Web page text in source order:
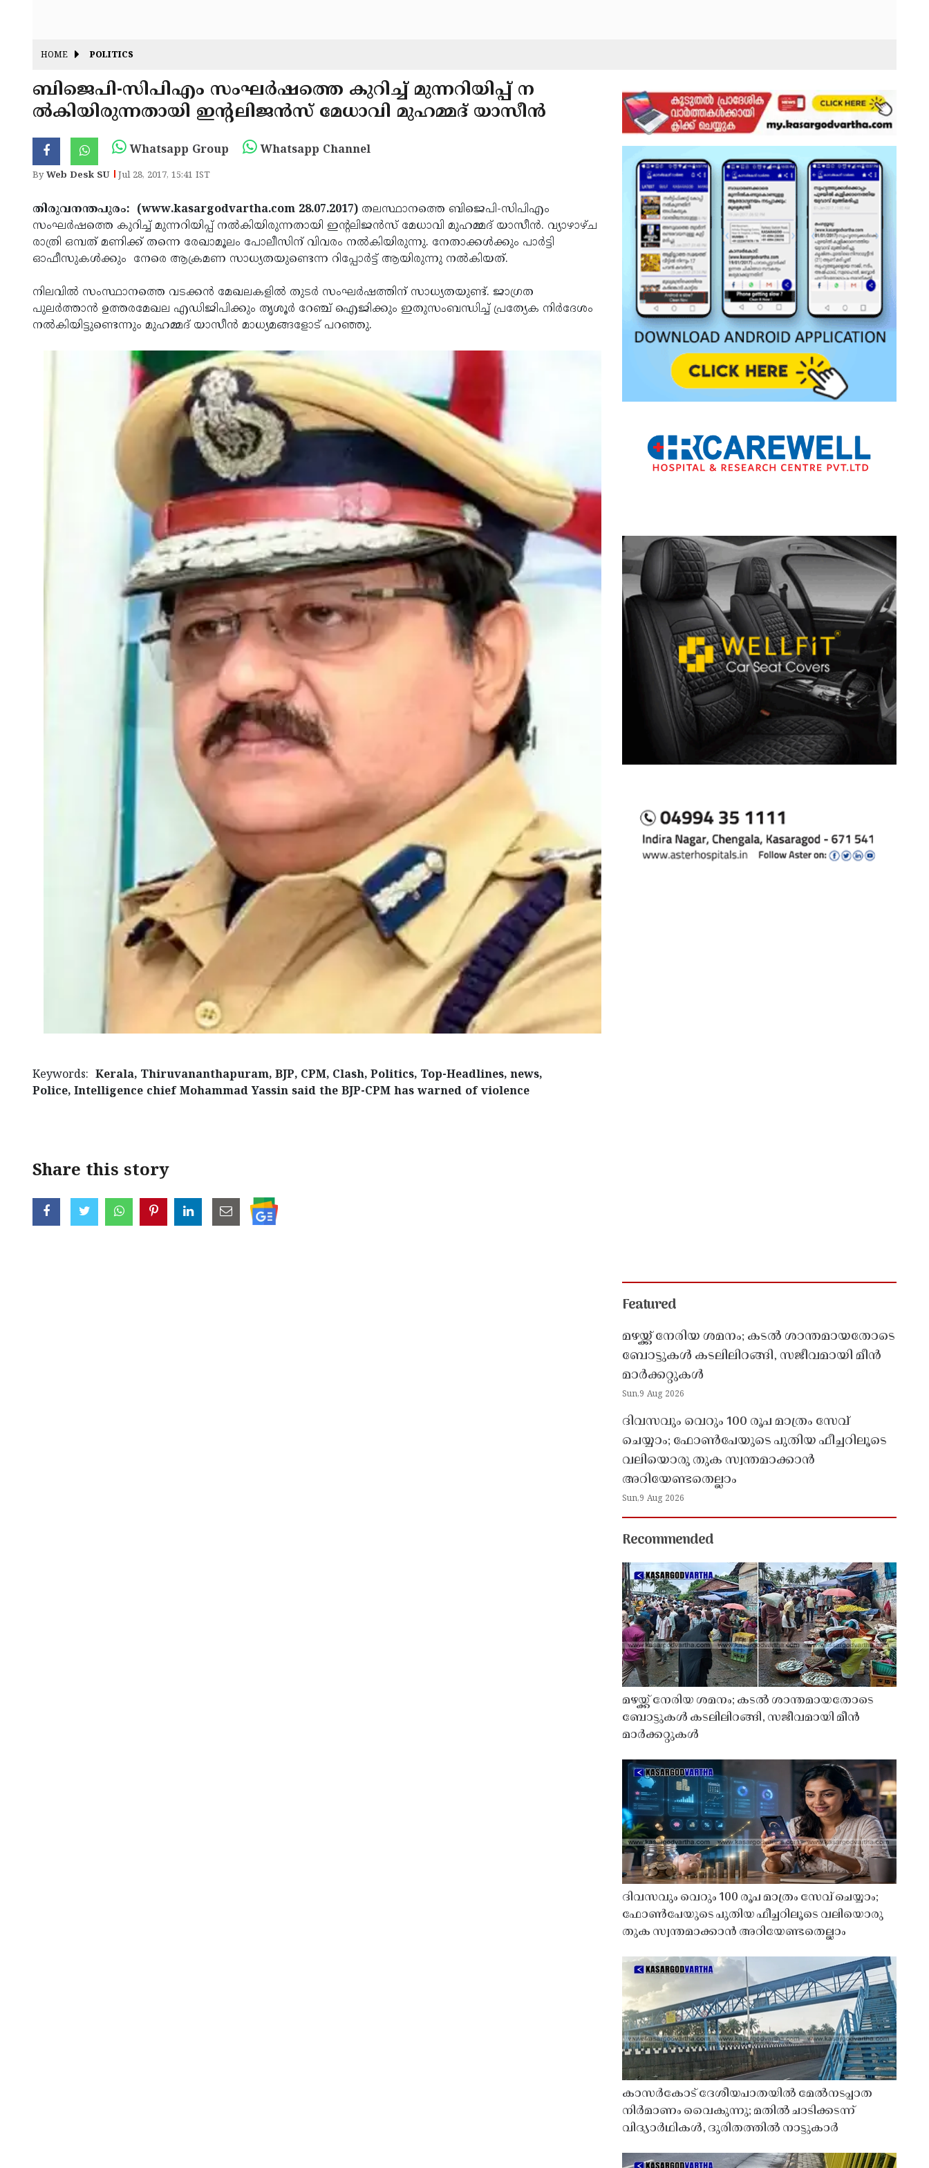
HOME POLITICS
ബിജെപി-സിപിഎം സംഘര്‍ഷത്തെ കുറിച്ച് മുന്നറിയിപ്പ് ന
ല്‍കിയിരുന്നതായി ഇന്റലിജന്‍സ് മേധാവി മുഹമ്മദ് യാസീന്‍
Whatsapp Group Whatsapp Channel
ByWeb Desk SU Jul 28, 2017, 15:41 IST
തിരുവനന്തപുരം: (www.kasargodvartha.com 28.07.2017) തലസ്ഥാനത്തെ ബിജെപി-സിപിഎം
സംഘര്‍ഷത്തെ കുറിച്ച് മുന്നറിയിപ്പ് നല്‍കിയിരുന്നതായി ഇന്റലിജന്‍സ് മേധാവി മുഹമ്മദ് യാസീന്‍. വ്യാഴാഴ്ച
രാത്രി ഒമ്പത് മണിക്ക് തന്നെ രേഖാമൂലം പോലീസിന് വിവരം നല്‍കിയിരുന്നു. നേതാക്കള്‍ക്കും പാര്‍ട്ടി
ഓഫീസുകള്‍ക്കും നേരെ ആക്രമണ സാധ്യതയുണ്ടെന്ന റിപ്പോര്‍ട്ട് ആയിരുന്നു നല്‍കിയത്.
നിലവില്‍ സംസ്ഥാനത്തെ വടക്കന്‍ മേഖലകളില്‍ തുടര്‍ സംഘര്‍ഷത്തിന് സാധ്യതയുണ്ട്. ജാഗ്രത
പുലര്‍ത്താന്‍ ഉത്തരമേഖല എഡിജിപിക്കും തൃശൂര്‍ റേഞ്ച് ഐജിക്കും ഇതുസംബന്ധിച്ച് പ്രത്യേക നിര്‍ദേശം
നല്‍കിയിട്ടുണ്ടെന്നും മുഹമ്മദ് യാസീന്‍ മാധ്യമങ്ങളോട് പറഞ്ഞു.
Keywords: Kerala, Thiruvananthapuram, BJP, CPM, Clash, Politics, Top-Headlines, news,
Police, Intelligence chief Mohammad Yassin said the BJP-CPM has warned of violence
Share this story
Featured
മഴയ്ക്ക് നേരിയ ശമനം; കടൽ ശാന്തമായതോടെ
ബോട്ടുകൾ കടലിലിറങ്ങി, സജീവമായി മീൻ
മാർക്കറ്റുകൾ
Sun,9 Aug 2026
ദിവസവും വെറും 100 രൂപ മാത്രം സേവ്
ചെയ്യാം; ഫോൺപേയുടെ പുതിയ ഫീച്ചറിലൂടെ
വലിയൊരു തുക സ്വന്തമാക്കാൻ
അറിയേണ്ടതെല്ലാം
Sun,9 Aug 2026
Recommended
മഴയ്ക്ക് നേരിയ ശമനം; കടൽ ശാന്തമായതോടെ
ബോട്ടുകൾ കടലിലിറങ്ങി, സജീവമായി മീൻ
മാർക്കറ്റുകൾ
ദിവസവും വെറും 100 രൂപ മാത്രം സേവ് ചെയ്യാം;
ഫോൺപേയുടെ പുതിയ ഫീച്ചറിലൂടെ വലിയൊരു
തുക സ്വന്തമാക്കാൻ അറിയേണ്ടതെല്ലാം
കാസർകോട് ദേശീയപാതയിൽ മേൽനടപ്പാത
നിർമാണം വൈകുന്നു; മതിൽ ചാടിക്കടന്ന്
വിദ്യാർഥികൾ, ദുരിതത്തിൽ നാട്ടുകാർ